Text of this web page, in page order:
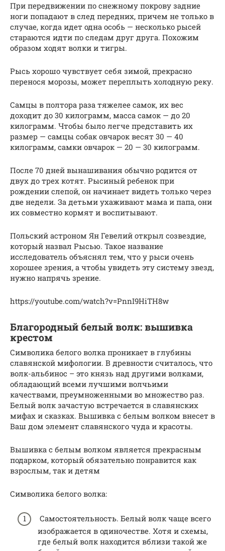
При передвижении по снежному покрову задние
ноги попадают в след передних, причем не только в
случае, когда идет одна особь — несколько рысей
стараются идти по следам друг друга. Похожим
образом ходят волки и тигры.
Рысь хорошо чувствует себя зимой, прекрасно
перенося морозы, может переплыть холодную реку.
Самцы в полтора раза тяжелее самок, их вес
доходит до 30 килограмм, масса самок — до 20
килограмм. Чтобы было легче представить их
размер — самцы собак овчарок весят 30 — 40
килограмм, самки овчарок — 20 — 30 килограмм.
После 70 дней вынашивания обычно родится от
двух до трех котят. Рысиный ребенок при
рождении слепой, он начинает видеть только через
две недели. За детьми ухаживают мама и папа, они
их совместно кормят и воспитывают.
Польский астроном Ян Гевелий открыл созвездие,
который назвал Рысью. Такое название
исследователь объяснял тем, что у рыси очень
хорошее зрения, а чтобы увидеть эту систему звезд,
нужно напрячь зрение.
https://youtube.com/watch?v=PnnI9HiTH8w
Благородный белый волк: вышивка
крестом
Символика белого волка проникает в глубины
славянской мифологии. В древности считалось, что
волк-альбинос – это князь над другими волками,
обладающий всеми лучшими волчьими
качествами, преумноженными во множество раз.
Белый волк зачастую встречается в славянских
мифах и сказках. Вышивка с белым волком внесет в
Ваш дом элемент славянского чуда и красоты.
Вышивка с белым волком является прекрасным
подарком, который обязательно понравится как
взрослым, так и детям
Символика белого волка:
Самостоятельность. Белый волк чаще всего
изображается в одиночестве. Хотя и схемы,
где белый волк находится вблизи такой же